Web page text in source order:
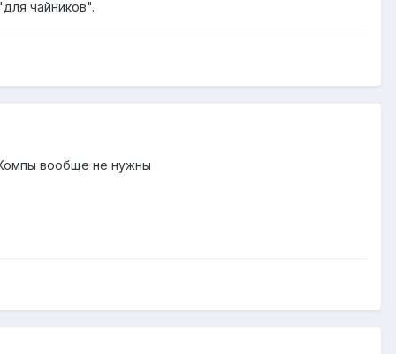
чайников".
вообще не нужны